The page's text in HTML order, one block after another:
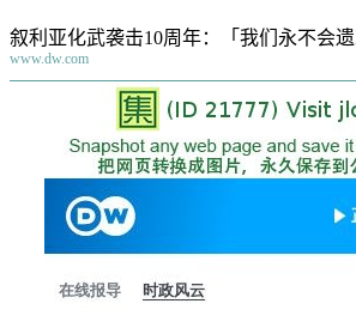
叙利亚化武袭击10周年：「我们永不会遗
www.dw.com